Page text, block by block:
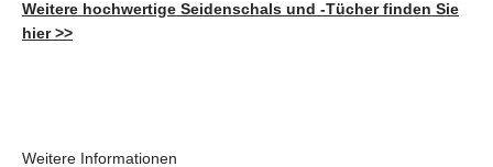
Weitere hochwertige Seidenschals und -Tücher finden Sie
hier >>
Weitere Informationen